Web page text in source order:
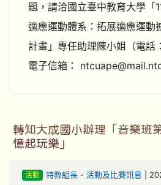
題，請洽國立臺中教育大學「
適應運動體系：拓展適應運動
計畫」專任助理陳小姐（電
電子信箱：
轉知大成國小辦理「音樂班
憶起玩樂」
活動 特教組長- 活動及比賽訊息 |